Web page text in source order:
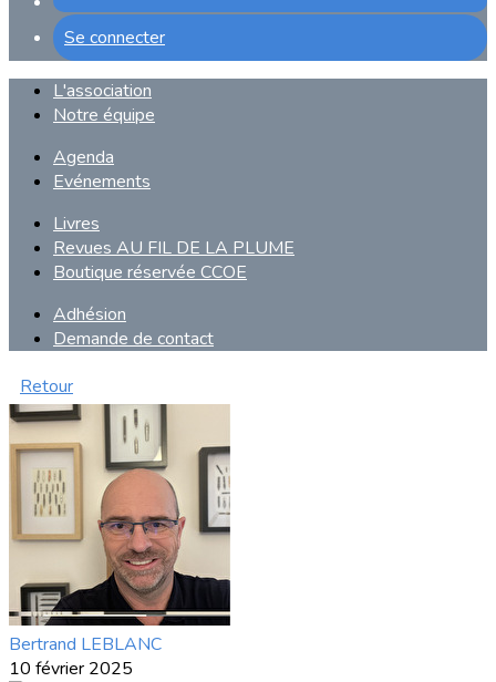
Se connecter
L'association
Notre équipe
Agenda
Evénements
Livres
Revues AU FIL DE LA PLUME
Boutique réservée CCOE
Adhésion
Demande de contact
Retour
Bertrand LEBLANC
10 février 2025